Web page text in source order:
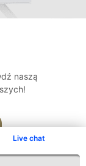
Live chat
naszą